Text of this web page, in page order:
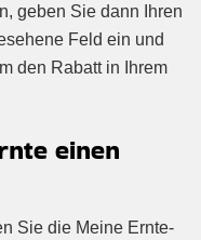
geben Sie dann Ihren
Feld ein und
den Rabatt in Ihrem
einen
Sie die Meine Ernte-